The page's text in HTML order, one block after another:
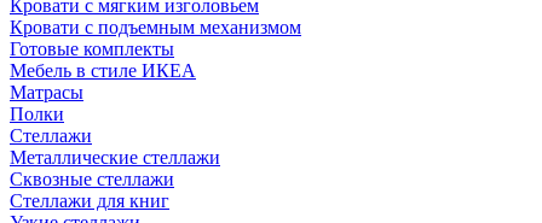
Кровати с мягким изголовьем
Кровати с подъемным механизмом
Готовые комплекты
Мебель в стиле ИКЕА
Матрасы
Полки
Стеллажи
Металлические стеллажи
Сквозные стеллажи
Стеллажи для книг